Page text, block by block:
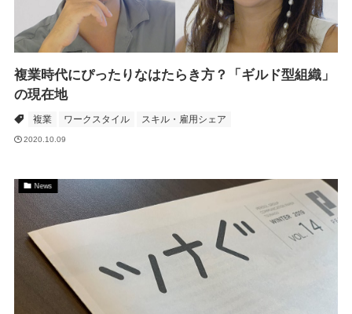
複業時代にぴったりなはたらき方？「ギルド型組織」
の現在地
複業 ワークスタイル スキル・雇用シェア
2020.10.09
News